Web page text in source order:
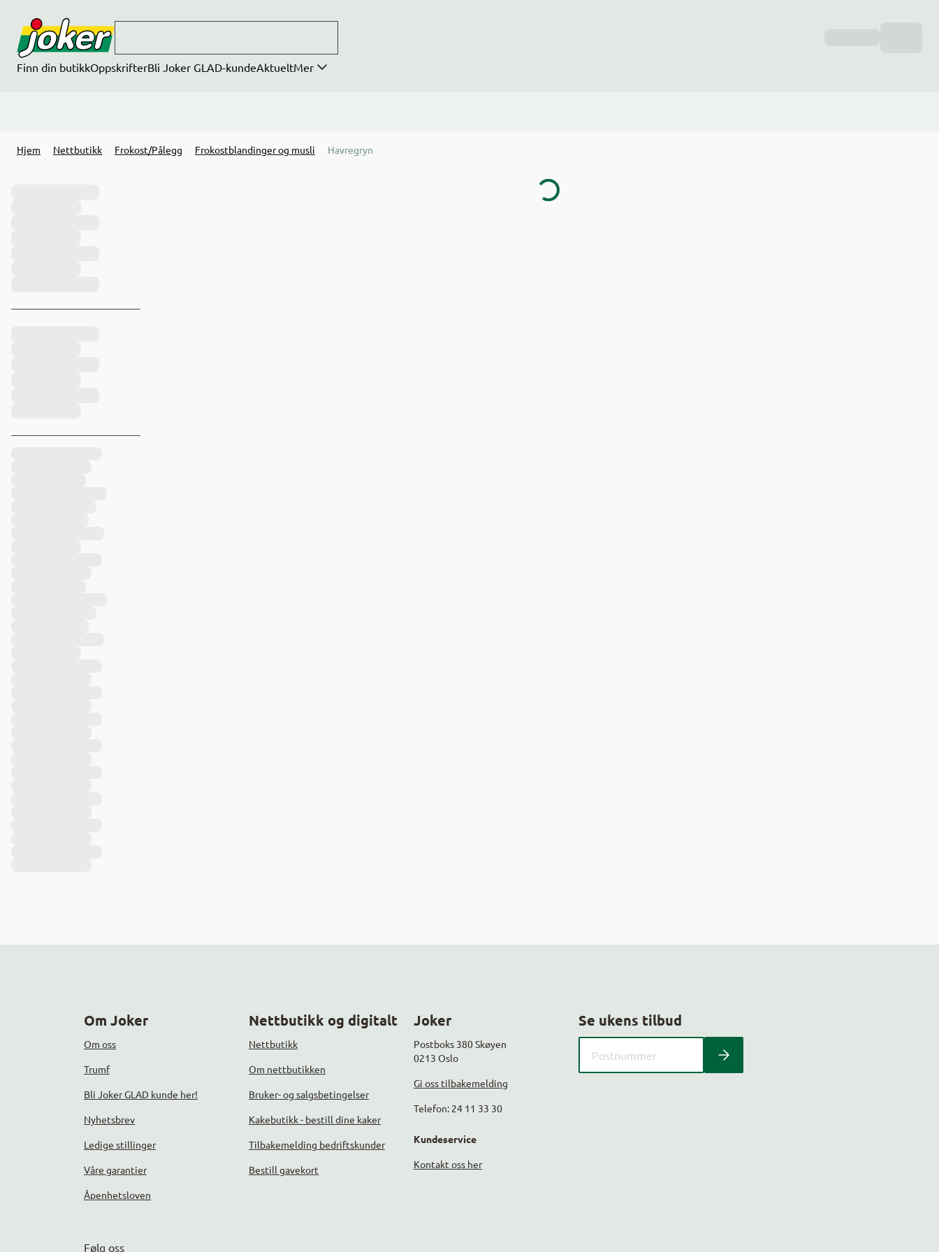
Finn din butikkOppskrifterBli Joker GLAD-kundeAktueltMer
Hjem Nettbutikk Frokost/Pålegg Frokostblandinger og musli Havregryn
Om Joker
Om oss
Trumf
Bli Joker GLAD kunde her!
Nyhetsbrev
Ledige stillinger
Våre garantier
Åpenhetsloven
Nettbutikk og digitalt
Nettbutikk
Om nettbutikken
Bruker- og salgsbetingelser
Kakebutikk - bestill dine kaker
Tilbakemelding bedriftskunder
Bestill gavekort
Joker
Postboks 380 Skøyen
0213 Oslo
Gi oss tilbakemelding
Telefon: 24 11 33 30
Kundeservice
Kontakt oss her
Se ukens tilbud
Følg oss